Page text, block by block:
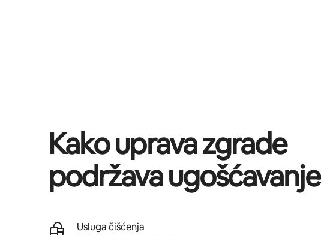
Kako uprava zgrade
podržava ugošćavanje
Usluga čišćenja